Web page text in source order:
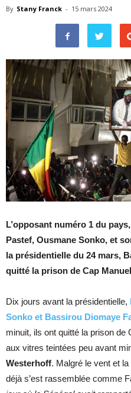
By Stany Franck - 15 mars 2024
L’opposant numéro 1 du
Pastef, Ousmane Sonko, et
la présidentielle du 24 mars,
quitté la prison de Cap
Dix jours avant la présidentielle,
Sonko et Bassirou Diomaye
minuit, ils ont quitté la prison de
aux vitres teintées peu avant
Westerhoff. Malgré le vent et
déjà s’est rassemblée comme